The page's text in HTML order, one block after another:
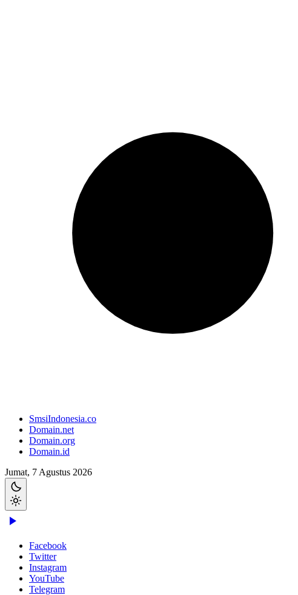
SmsiIndonesia.co
Domain.net
Domain.org
Domain.id
Jumat, 7 Agustus 2026
Facebook
Twitter
Instagram
YouTube
Telegram